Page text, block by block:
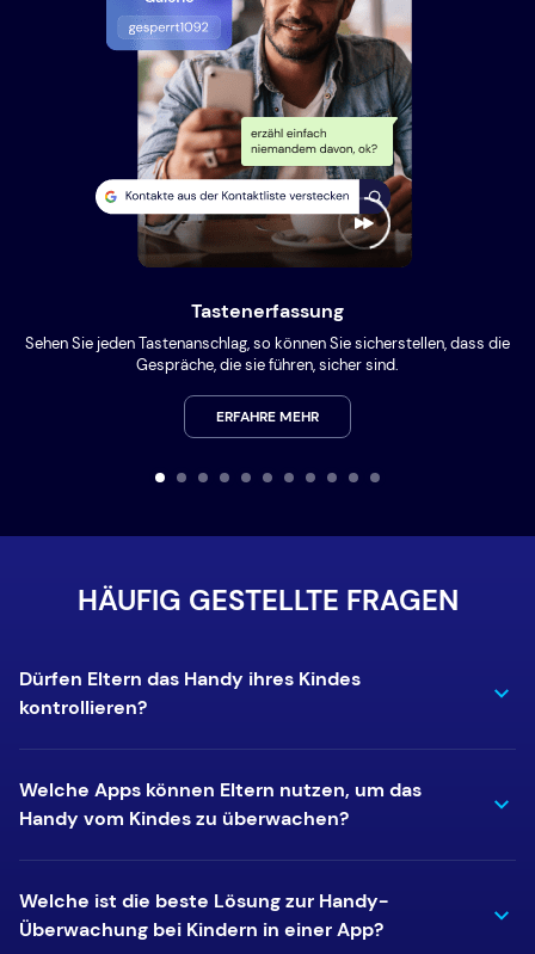
Tastenerfassung
Sehen Sie jeden Tastenanschlag, so können Sie sicherstellen, dass die
Gespräche, die sie führen, sicher sind.
ERFAHRE MEHR
HÄUFIG GESTELLTE FRAGEN
Dürfen Eltern das Handy ihres Kindes
kontrollieren?
Welche Apps können Eltern nutzen, um das
Handy vom Kindes zu überwachen?
Welche ist die beste Lösung zur Handy-
Überwachung bei Kindern in einer App?